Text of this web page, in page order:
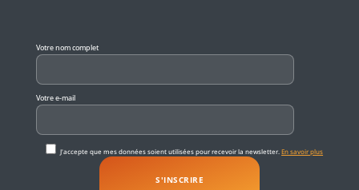
Votre nom complet
Votre e-mail
J'accepte que mes données soient utilisées pour recevoir la newsletter.En savoir plus